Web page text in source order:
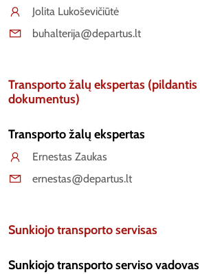
Jolita Lukoševičiūtė
buhalterija@departus.lt
Transporto žalų ekspertas
dokumentus)
Transporto žalų ekspertas
Ernestas Zaukas
ernestas@departus.lt
Sunkiojo transporto servisas
Sunkiojo transporto serviso vadovas